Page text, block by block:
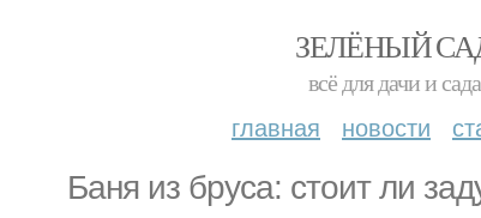
ЗЕЛЁНЫЙ
всё для дачи и сада
главная новости
Баня из бруса: стоит ли